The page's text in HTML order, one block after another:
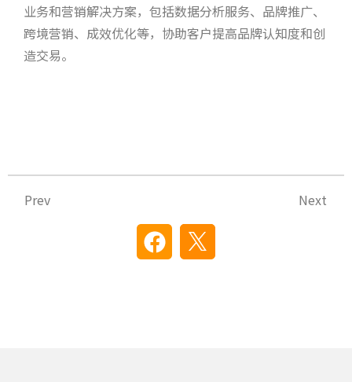
业务和营销解决方案，包括数据分析服务、品牌推广、
跨境营销、成效优化等，协助客户提高品牌认知度和创
造交易。
Prev Next